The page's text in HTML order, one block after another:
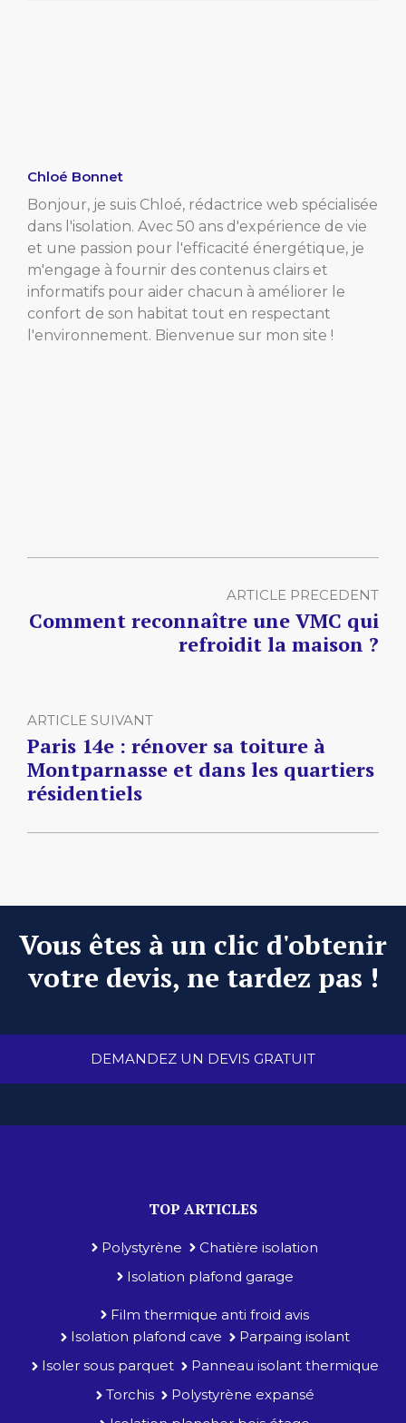
Chloé Bonnet
Bonjour, je suis Chloé, rédactrice web spécialisée
dans l'isolation. Avec 50 ans d'expérience de vie
et une passion pour l'efficacité énergétique, je
m'engage à fournir des contenus clairs et
informatifs pour aider chacun à améliorer le
confort de son habitat tout en respectant
l'environnement. Bienvenue sur mon site !
ARTICLE PRECEDENT
Comment reconnaître une VMC qui
refroidit la maison ?
ARTICLE SUIVANT
Paris 14e : rénover sa toiture à
Montparnasse et dans les quartiers
résidentiels
Vous êtes à un clic d'obtenir
votre devis, ne tardez pas !
DEMANDEZ UN DEVIS GRATUIT
TOP ARTICLES
Polystyrène
Chatière isolation
Isolation plafond garage
Film thermique anti froid avis
Isolation plafond cave
Parpaing isolant
Isoler sous parquet
Panneau isolant thermique
Torchis
Polystyrène expansé